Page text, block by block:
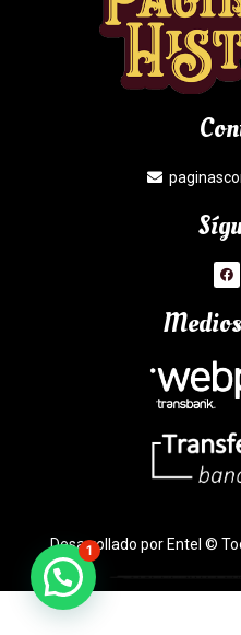
Desarrollado por Entel ©
1